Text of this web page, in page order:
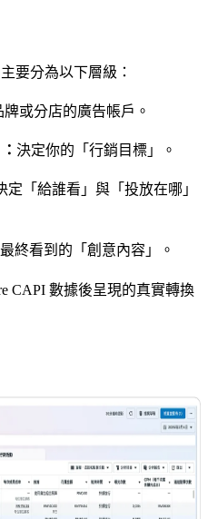
要分為以下層級：
或分店的廣告帳戶。
決定你的「行銷目標」。
定「給誰看」與「投放在哪」
終看到的「創意內容」。
CAPI 數據後呈現的真實轉換